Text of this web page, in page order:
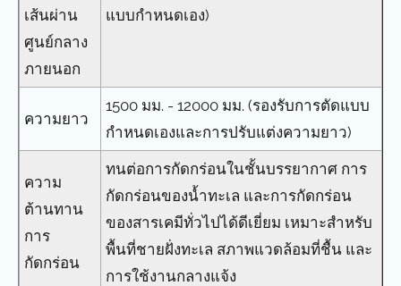
เส้นผ่าน
ศูนย์กลาง
ภายนอก
แบบกำหนดเอง)
ความยาว
1500 มม. - 12000 มม. (รองรับการตัดแบบ
กำหนดเองและการปรับแต่งความยาว)
ความ
ต้านทาน
การ
กัดกร่อน
ทนต่อการกัดกร่อนในชั้นบรรยากาศ การ
กัดกร่อนของน้ำทะเล และการกัดกร่อน
ของสารเคมีทั่วไปได้ดีเยี่ยม เหมาะสำหรับ
พื้นที่ชายฝั่งทะเล สภาพแวดล้อมที่ชื้น และ
การใช้งานกลางแจ้ง